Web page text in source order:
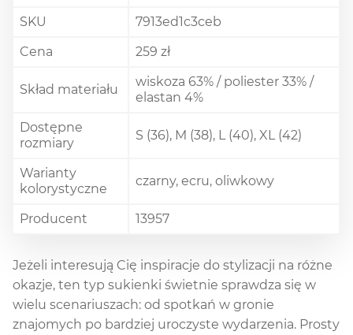
SKU
7913ed1c3ceb
Cena
259 zł
Skład materiału
wiskoza 63% / poliester 33% /
elastan 4%
Dostępne
rozmiary
S (36), M (38), L (40), XL (42)
Warianty
kolorystyczne
czarny, ecru, oliwkowy
Producent 13957
Jeżeli interesują Cię inspiracje do stylizacji na różne
okazje, ten typ sukienki świetnie sprawdza się w
wielu scenariuszach: od spotkań w gronie
znajomych po bardziej uroczyste wydarzenia. Prosty